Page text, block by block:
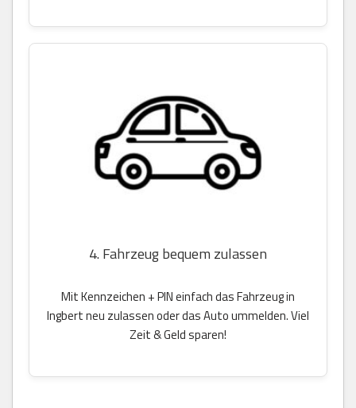
4. Fahrzeug bequem zulassen
Mit Kennzeichen + PIN einfach das Fahrzeug in
Ingbert neu zulassen oder das Auto ummelden. Viel
Zeit & Geld sparen!